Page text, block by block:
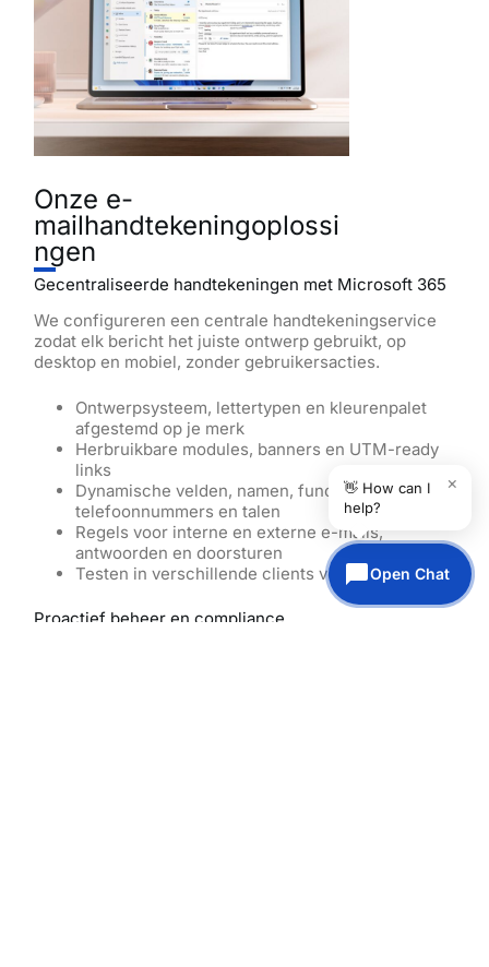
Onze e-
mailhandtekeningoplossi
ngen
Gecentraliseerde handtekeningen met Microsoft 365
We configureren een centrale handtekeningservice
zodat elk bericht het juiste ontwerp gebruikt, op
desktop en mobiel, zonder gebruikersacties.
Ontwerpsysteem, lettertypen en kleurenpalet
afgestemd op je merk
Herbruikbare modules, banners en UTM-ready
links
Dynamische velden, namen, functietitels,
telefoonnummers en talen
Regels voor interne en externe e-mails,
antwoorden en doorsturen
Testen in verschillende clients voor uitrol
Proactief beheer en compliance
👋 How can I
help?
×
Open Chat